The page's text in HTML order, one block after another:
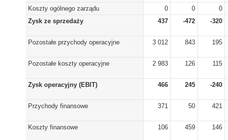
Koszty ogólnego zarządu
0 0 0
Zysk ze sprzedaży
437 -472 -320
Pozostałe przychody operacyjne 3 012 843 195
Pozostałe koszty operacyjne 2 983 126 115
Zysk operacyjny (EBIT) 466 245 -240
Przychody finansowe 371 50 421
Koszty finansowe 106 459 146